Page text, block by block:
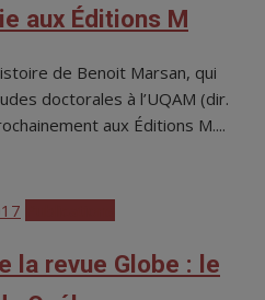
aux Éditions M
de Benoit Marsan, qui
doctorales à l’UQAM (dir.
aux Éditions M....
la revue Globe : le